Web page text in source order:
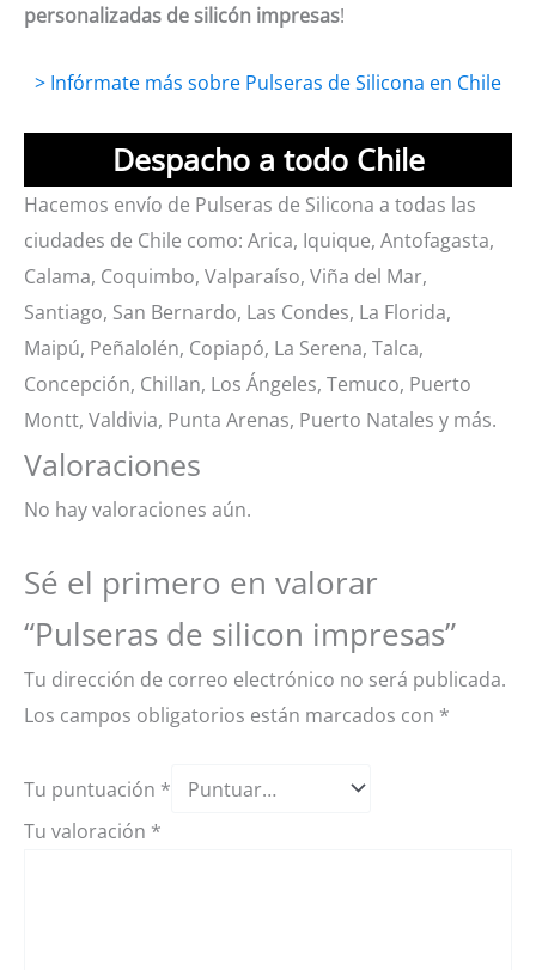
personalizadas de silicón impresas!
> Infórmate más sobre Pulseras de Silicona en Chile
Despacho a todo Chile
Hacemos envío de Pulseras de Silicona a todas las
ciudades de Chile como: Arica, Iquique, Antofagasta,
Calama, Coquimbo, Valparaíso, Viña del Mar,
Santiago, San Bernardo, Las Condes, La Florida,
Maipú, Peñalolén, Copiapó, La Serena, Talca,
Concepción, Chillan, Los Ángeles, Temuco, Puerto
Montt, Valdivia, Punta Arenas, Puerto Natales y más.
Valoraciones
No hay valoraciones aún.
Sé el primero en valorar
“Pulseras de silicon impresas”
Tu dirección de correo electrónico no será publicada.
Los campos obligatorios están marcados con *
Tu puntuación *
Tu valoración *